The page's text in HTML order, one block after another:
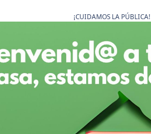
¡CUIDAMOS LA PÚBLICA!